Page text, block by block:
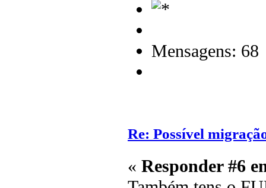
Mensagens: 68
Re: Possível
« Responder #6